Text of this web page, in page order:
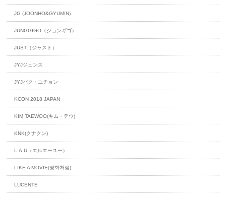
JG (JOONHO&GYUMIN)
JUNGGIGO（ジョンギゴ）
JUST（ジャスト）
JYJジュンス
JYJパク・ユチョン
KCON 2018 JAPAN
KIM TAEWOO(キム・テウ)
KNK(クナクン)
L.A.U（エルエーユー）
LIKE A MOVIE(영화처럼)
LUCENTE